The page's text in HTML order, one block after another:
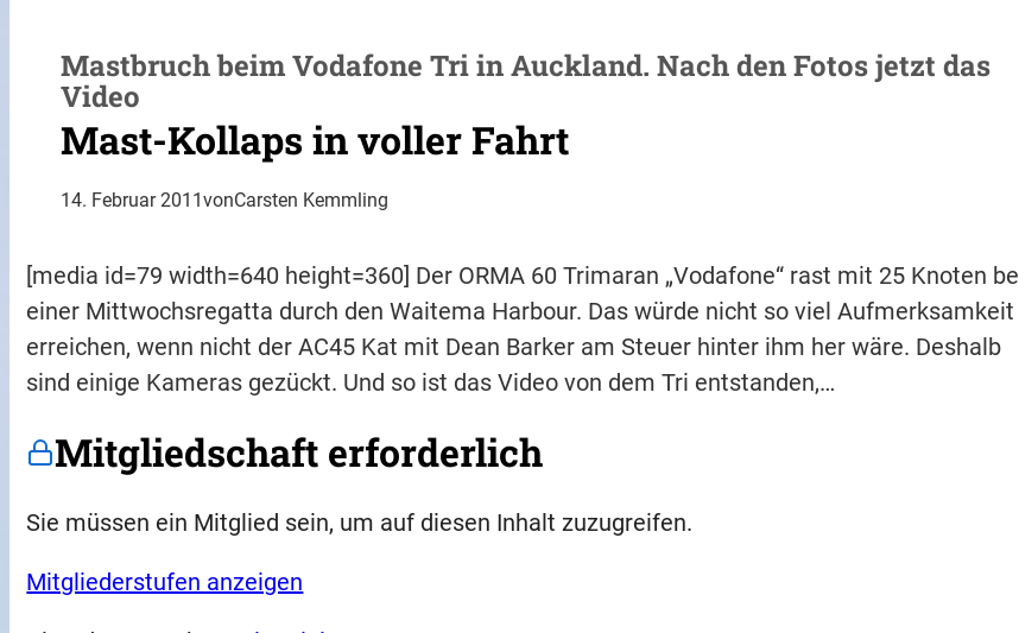
Mastbruch beim Vodafone Tri in Auckland. Nach den Fotos jetzt das
Video
Mast-Kollaps in voller Fahrt
14. Februar 2011vonCarsten Kemmling
[media id=79 width=640 height=360] Der ORMA 60 Trimaran „Vodafone“ rast mit 25 Knoten
einer Mittwochsregatta durch den Waitema Harbour. Das würde nicht so viel Aufmerksamkeit
erreichen, wenn nicht der AC45 Kat mit Dean Barker am Steuer hinter ihm her wäre. Deshalb
sind einige Kameras gezückt. Und so ist das Video von dem Tri entstanden,…
Mitgliedschaft erforderlich
Sie müssen ein Mitglied sein, um auf diesen Inhalt zuzugreifen.
Mitgliederstufen anzeigen